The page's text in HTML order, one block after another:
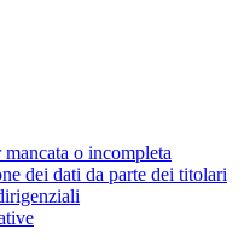
mancata o incompleta
dei dati da parte dei titolari